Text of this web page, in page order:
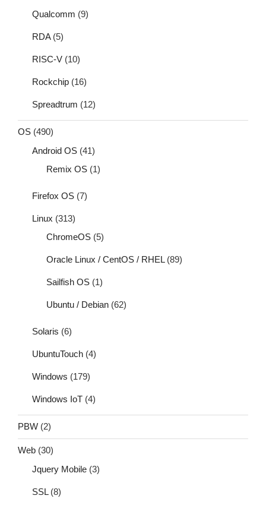
Qualcomm (9)
RDA(5)
RISC-V (10)
Rockchip (16)
Spreadtrum (12)
OS (490)
Android OS (41)
Remix OS (1)
Firefox OS (7)
Linux (313)
ChromeOS (5)
Oracle Linux / CentOS / RHEL(89)
Sailfish OS (1)
Ubuntu / Debian (62)
Solaris (6)
UbuntuTouch (4)
Windows (179)
Windows IoT (4)
PBW (2)
Web (30)
Jquery Mobile (3)
SSL(8)